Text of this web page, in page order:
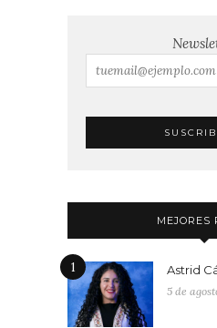
MEJORES
1 Astrid
5 de